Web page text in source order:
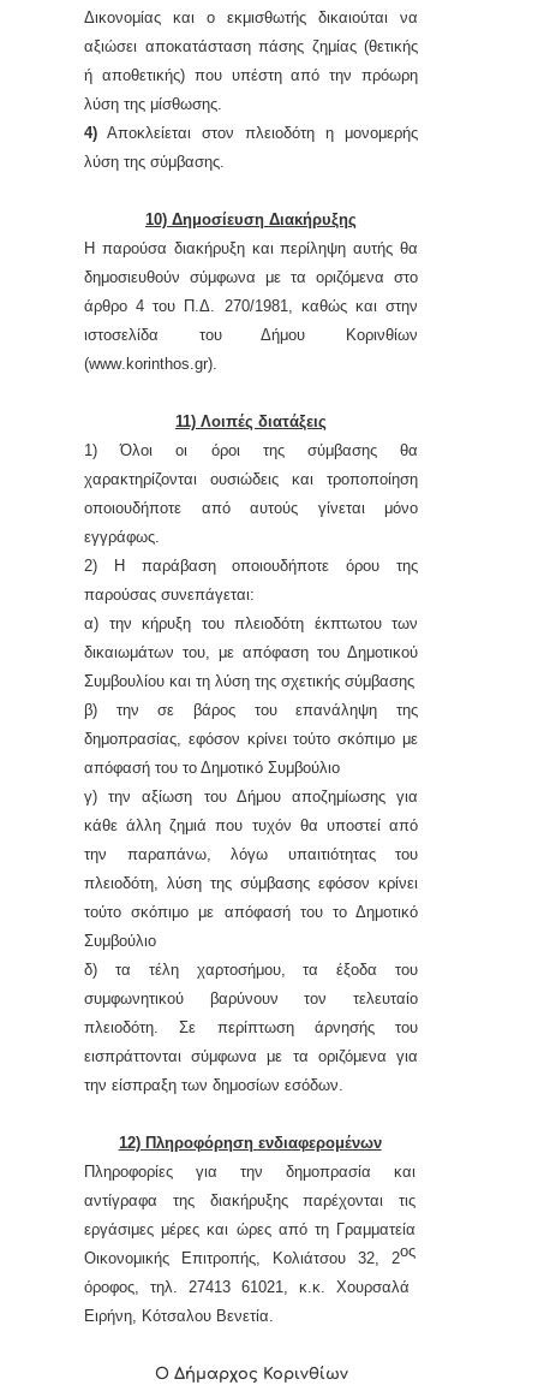
Δικονομίας και ο εκμισθωτής δικαιούται να
αξιώσει αποκατάσταση πάσης ζημίας (θετικής
ή αποθετικής) που υπέστη από την πρόωρη
λύση της μίσθωσης.
4) Αποκλείεται στον πλειοδότη η μονομερής
λύση της σύμβασης.
10) Δημοσίευση Διακήρυξης
Η παρούσα διακήρυξη και περίληψη αυτής θα
δημοσιευθούν σύμφωνα με τα οριζόμενα στο
άρθρο 4 του Π.Δ. 270/1981, καθώς και στην
ιστοσελίδα του Δήμου Κορινθίων
(www. korinthos.gr).
11) Λοιπές διατάξεις
1) Όλοι οι όροι της σύμβασης θα
χαρακτηρίζονται ουσιώδεις και τροποποίηση
οποιουδήποτε από αυτούς γίνεται μόνο
εγγράφως.
2) Η παράβαση οποιουδήποτε όρου της
παρούσας συνεπάγεται:
α) την κήρυξη του πλειοδότη έκπτωτου των
δικαιωμάτων του, με απόφαση του Δημοτικού
Συμβουλίου και τη λύση της σχετικής σύμβασης
β) την σε βάρος του επανάληψη της
δημοπρασίας, εφόσον κρίνει τούτο σκόπιμο με
απόφασή του το Δημοτικό Συμβούλιο
γ) την αξίωση του Δήμου αποζημίωσης για
κάθε άλλη ζημιά που τυχόν θα υποστεί από
την παραπάνω, λόγω υπαιτιότητας του
πλειοδότη, λύση της σύμβασης εφόσον κρίνει
τούτο σκόπιμο με απόφασή του το Δημοτικό
Συμβούλιο
δ) τα τέλη χαρτοσήμου, τα έξοδα του
συμφωνητικού βαρύνουν τον τελευταίο
πλειοδότη. Σε περίπτωση άρνησής του
εισπράττονται σύμφωνα με τα οριζόμενα για
την είσπραξη των δημοσίων εσόδων.
12) Πληροφόρηση ενδιαφερομένων
Πληροφορίες για την δημοπρασία και
αντίγραφα της διακήρυξης παρέχονται τις
εργάσιμες μέρες και ώρες από τη Γραμματεία
Οικονομικής Επιτροπής, Κολιάτσου 32, 2ος
όροφος, τηλ. 27413 61021, κ.κ. Χουρσαλά
Ειρήνη, Κότσαλου Βενετία.
Ο Δήμαρχος Κορινθίων